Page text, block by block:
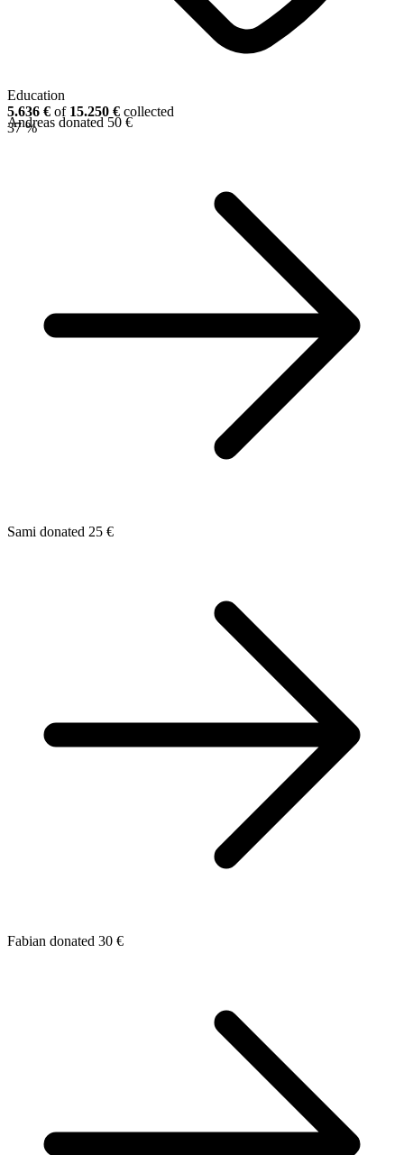
Education
5.636 € of 15.250 € collected
37 %
Andreas donated 50 €
Sami donated 25 €
Fabian donated 30 €